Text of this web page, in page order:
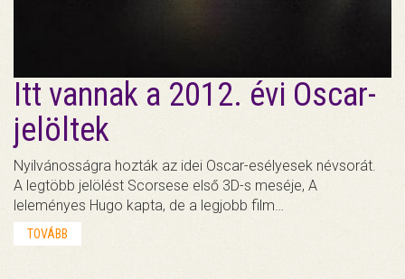
Itt vannak a 2012. évi Oscar-
jelöltek
Nyilvánosságra hozták az idei Oscar-esélyesek névsorát.
A legtöbb jelölést Scorsese első 3D-s meséje, A
leleményes Hugo kapta, de a legjobb film…
TOVÁBB